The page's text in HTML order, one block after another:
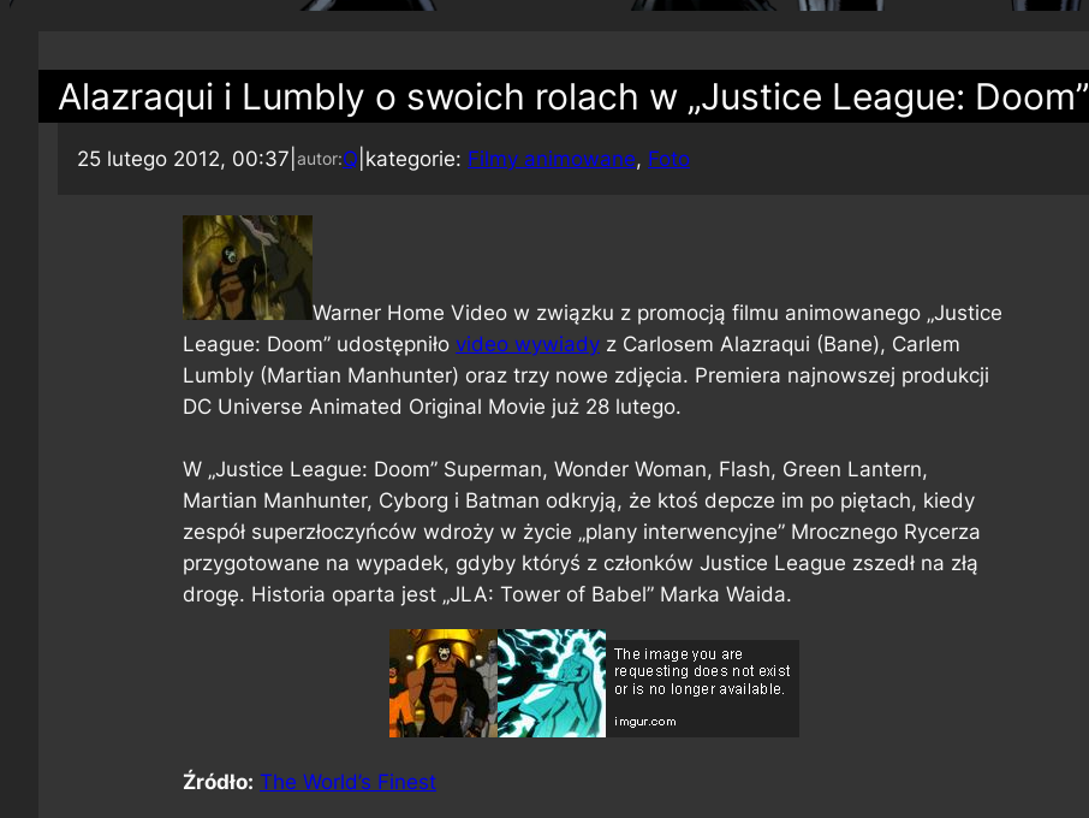
Alazraqui i Lumbly o swoich rolach w „Justice League: Doom”
25 lutego 2012, 00:37 autor:Q kategorie: Filmy animowane, Foto
Warner Home Video w związku z promocją filmu animowanego „Justice
League: Doom” udostępniło video wywiady z Carlosem Alazraqui (Bane), Carlem
Lumbly (Martian Manhunter) oraz trzy nowe zdjęcia. Premiera najnowszej produkcji
DC Universe Animated Original Movie już 28 lutego.
W „Justice League: Doom” Superman, Wonder Woman, Flash, Green Lantern,
Martian Manhunter, Cyborg i Batman odkryją, że ktoś depcze im po piętach, kiedy
zespół superzłoczyńców wdroży w życie „plany interwencyjne” Mrocznego Rycerza
przygotowane na wypadek, gdyby któryś z członków Justice League zszedł na złą
drogę. Historia oparta jest „JLA: Tower of Babel” Marka Waida.
Źródło: The World’s Finest